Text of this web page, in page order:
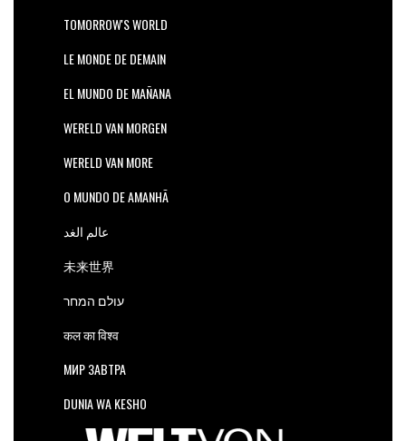
TOMORROW'S WORLD
LE MONDE DE DEMAIN
EL MUNDO DE MAÑANA
WERELD VAN MORGEN
WERELD VAN MORE
O MUNDO DE AMANHÃ
عالم الغد
未来世界
עולם המחר
कल का विश्व
МИР ЗАВТРА
DUNIA WA KESHO